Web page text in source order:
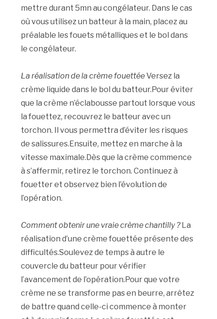
mettre durant 5mn au congélateur. Dans le cas
où vous utilisez un batteur à la main, placez au
préalable les fouets métalliques et le bol dans
le congélateur.
La réalisation de la crème fouettéeVersez la
crème liquide dans le bol du batteur.Pour éviter
que la crème n’éclabousse partout lorsque vous
la fouettez, recouvrez le batteur avec un
torchon. Il vous permettra d’éviter les risques
de salissures.Ensuite, mettez en marche à la
vitesse maximale.Dès que la crème commence
à s’affermir, retirez le torchon. Continuez à
fouetter et observez bien l’évolution de
l’opération.
Comment obtenir une vraie crème chantilly ?La
réalisation d’une crème fouettée présente des
difficultés.Soulevez de temps à autre le
couvercle du batteur pour vérifier
l’avancement de l’opération.Pour que votre
crème ne se transforme pas en beurre, arrêtez
de battre quand celle-ci commence à monter